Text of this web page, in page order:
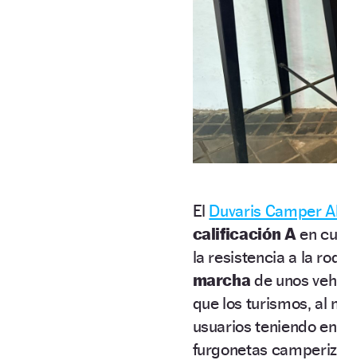
El Duvaris Camper
calificación A en
la resistencia a la
marcha de unos
que los turismos, al
usuarios teniendo
furgonetas